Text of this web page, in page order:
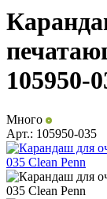
105950-
Много
Арт.: 105950-035